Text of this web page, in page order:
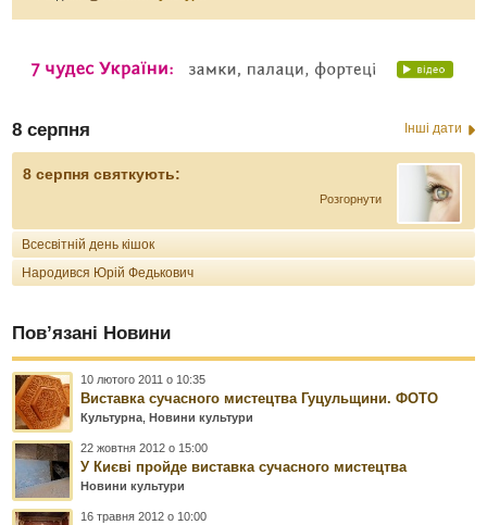
8 серпня Інші дати
8 серпня святкують:
Розгорнути
Всесвітній день кішок
Народився Юрій Федькович
Пов’язані Новини
10 лютого 2011 о 10:35
Виставка сучасного мистецтва Гуцульщини. ФОТО
Культурна ,Новини культури
22 жовтня 2012 о 15:00
У Києві пройде виставка сучасного мистецтва
Новини культури
16 травня 2012 о 10:00